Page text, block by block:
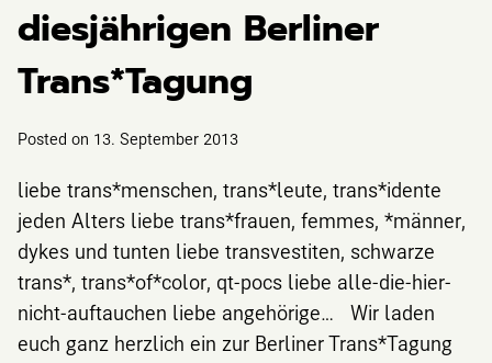
diesjährigen Berliner
Trans*Tagung
Posted on 13. September 2013
liebe trans*menschen, trans*leute, trans*idente
jeden Alters liebe trans*frauen, femmes, *männer,
dykes und tunten liebe transvestiten, schwarze
trans*, trans*of*color, qt-pocs liebe alle-die-hier-
nicht-auftauchen liebe angehörige… Wir laden
euch ganz herzlich ein zur Berliner Trans*Tagung